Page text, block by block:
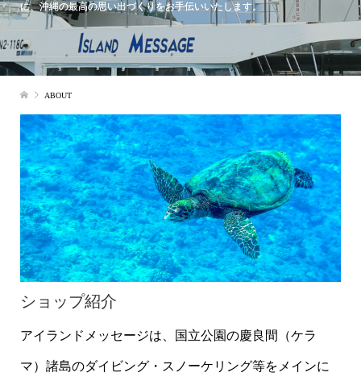
に、沖縄の最高の思い出づくりをお手伝いいたします。
ABOUT
ショップ紹介
アイランドメッセージは、国立公園の慶良間（ケラ
マ）諸島のダイビング・スノーケリング等をメインに